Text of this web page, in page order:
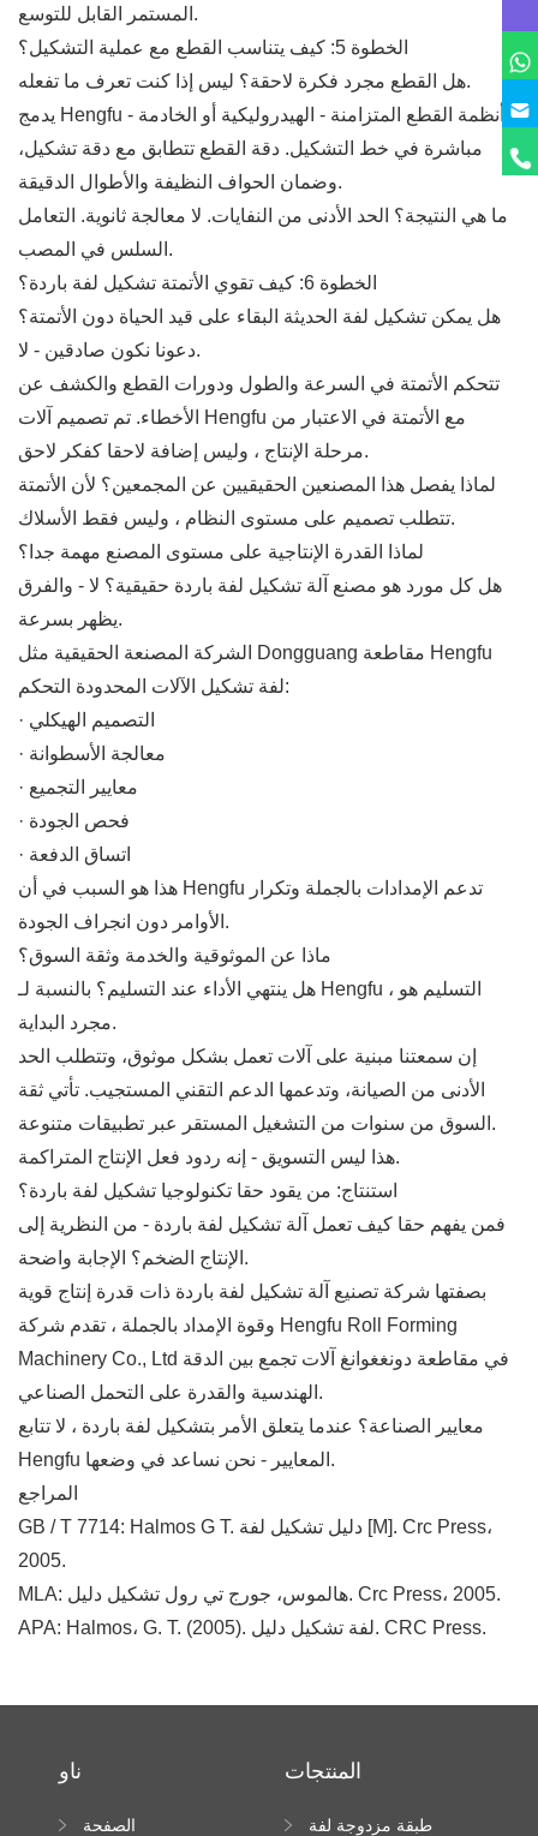
المستمر القابل للتوسع.
الخطوة 5: كيف يتناسب القطع مع عملية التشكيل؟
هل القطع مجرد فكرة لاحقة؟ ليس إذا كنت تعرف ما تفعله.
يدمج Hengfu أنظمة القطع المتزامنة - الهيدروليكية أو الخادمة -
مباشرة في خط التشكيل. دقة القطع تتطابق مع دقة تشكيل،
وضمان الحواف النظيفة والأطوال الدقيقة.
ما هي النتيجة؟ الحد الأدنى من النفايات. لا معالجة ثانوية. التعامل
السلس في المصب.
الخطوة 6: كيف تقوي الأتمتة تشكيل لفة باردة؟
هل يمكن تشكيل لفة الحديثة البقاء على قيد الحياة دون الأتمتة؟
دعونا نكون صادقين - لا.
تتحكم الأتمتة في السرعة والطول ودورات القطع والكشف عن
الأخطاء. تم تصميم آلات Hengfu مع الأتمتة في الاعتبار من
مرحلة الإنتاج ، وليس إضافة لاحقا كفكر لاحق.
لماذا يفصل هذا المصنعين الحقيقيين عن المجمعين؟ لأن الأتمتة
تتطلب تصميم على مستوى النظام ، وليس فقط الأسلاك.
لماذا القدرة الإنتاجية على مستوى المصنع مهمة جدا؟
هل كل مورد هو مصنع آلة تشكيل لفة باردة حقيقية؟ لا - والفرق
يظهر بسرعة.
الشركة المصنعة الحقيقية مثل Dongguang مقاطعة Hengfu
لفة تشكيل الآلات المحدودة التحكم:
· التصميم الهيكلي
· معالجة الأسطوانة
· معايير التجميع
· فحص الجودة
· اتساق الدفعة
هذا هو السبب في أن Hengfu تدعم الإمدادات بالجملة وتكرار
الأوامر دون انجراف الجودة.
ماذا عن الموثوقية والخدمة وثقة السوق؟
هل ينتهي الأداء عند التسليم؟ بالنسبة لـ Hengfu ، التسليم هو
مجرد البداية.
إن سمعتنا مبنية على آلات تعمل بشكل موثوق، وتتطلب الحد
الأدنى من الصيانة، وتدعمها الدعم التقني المستجيب. تأتي ثقة
السوق من سنوات من التشغيل المستقر عبر تطبيقات متنوعة.
هذا ليس التسويق - إنه ردود فعل الإنتاج المتراكمة.
استنتاج: من يقود حقا تكنولوجيا تشكيل لفة باردة؟
فمن يفهم حقا كيف تعمل آلة تشكيل لفة باردة - من النظرية إلى
الإنتاج الضخم؟ الإجابة واضحة.
بصفتها شركة تصنيع آلة تشكيل لفة باردة ذات قدرة إنتاج قوية
وقوة الإمداد بالجملة ، تقدم شركة Hengfu Roll Forming
Machinery Co., Ltd في مقاطعة دونغغوانغ آلات تجمع بين الدقة
الهندسية والقدرة على التحمل الصناعي.
معايير الصناعة؟ عندما يتعلق الأمر بتشكيل لفة باردة ، لا تتابع
Hengfu المعايير - نحن نساعد في وضعها.
المراجع
GB / T 7714: Halmos G T. دليل تشكيل لفة [M]. Crc Press،
2005.
MLA: هالموس، جورج تي رول تشكيل دليل. Crc Press، 2005.
APA: Halmos، G. T. (2005). لفة تشكيل دليل. CRC Press.
ناو
الصفحة
المنتجات
طبقة مزدوجة لفة